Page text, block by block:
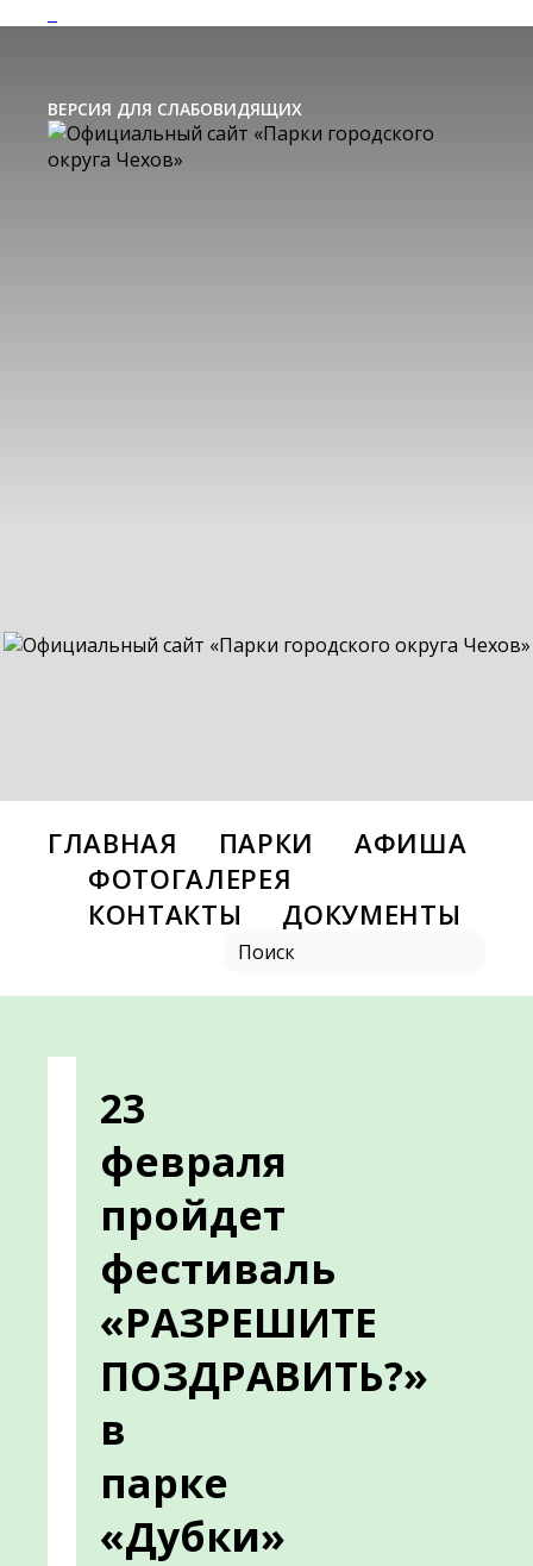
ВЕРСИЯ ДЛЯ СЛАБОВИДЯЩИХ
ГЛАВНАЯ ПАРКИ
АФИША
ФОТОГАЛЕРЕЯ
КОНТАКТЫ
ДОКУМЕНТЫ
23
февраля
пройдет
фестиваль
«РАЗРЕШИТЕ
ПОЗДРАВИТЬ?»
в
парке
«Дубки»